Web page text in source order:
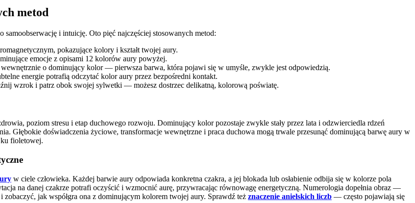
metod
i intuicję. Oto pięć najczęściej stosowanych metod:
pokazujące kolory i kształt twojej aury.
emocje z opisami 12 kolorów aury powyżej.
o dominujący kolor — pierwsza barwa, która pojawi się w umyśle, zwykle jest odpowiedzią.
energie potrafią odczytać kolor aury przez bezpośredni kontakt.
wzrok i patrz obok swojej sylwetki — możesz dostrzec delikatną, kolorową poświatę.
poziom stresu i etap duchowego rozwoju. Dominujący kolor pozostaje zwykle stały przez lata i odzwierciedla rdzeń
Głębokie doświadczenia życiowe, transformacje wewnętrzne i praca duchowa mogą trwale przesunąć dominującą barwę aury w
fioletowej.
w ciele człowieka. Każdej barwie aury odpowiada konkretna czakra, a jej blokada lub osłabienie odbija się w kolorze pola
na danej czakrze potrafi oczyścić i wzmocnić aurę, przywracając równowagę energetyczną. Numerologia dopełnia obraz —
zobaczyć, jak współgra ona z dominującym kolorem twojej aury. Sprawdź też znaczenie anielskich liczb — często pojawiają się